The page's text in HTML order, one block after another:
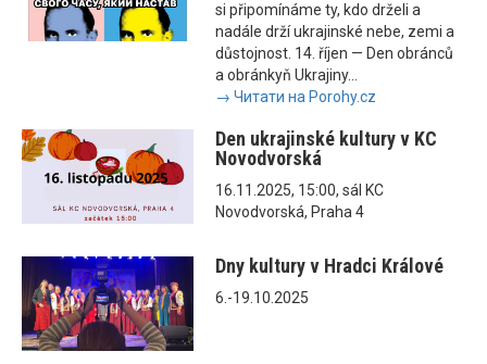
si připomínáme ty, kdo drželi a
nadále drží ukrajinské nebe, zemi a
důstojnost. 14. říjen — Den obránců
a obránkyň Ukrajiny...
→ Читати на Porohy.cz
Den ukrajinské kultury v KC
Novodvorská
16.11.2025, 15:00, sál KC
Novodvorská, Praha 4
Dny kultury v Hradci Králové
6.-19.10.2025